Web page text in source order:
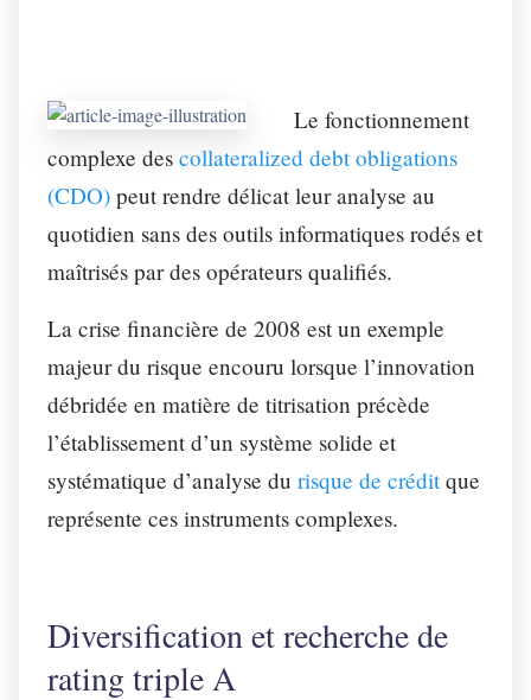
Le fonctionnement
complexe des collateralized debt obligations
(CDO) peut rendre délicat leur analyse au
quotidien sans des outils informatiques rodés et
maîtrisés par des opérateurs qualifiés.
La crise financière de 2008 est un exemple
majeur du risque encouru lorsque l’innovation
débridée en matière de titrisation précède
l’établissement d’un système solide et
systématique d’analyse du risque de crédit que
représente ces instruments complexes.
Diversification et recherche de
rating triple A